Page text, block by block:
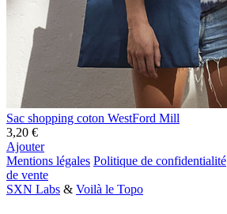
Sac shopping coton WestFord Mill
3,20 €
Ajouter
Mentions légales Politique de confidentialité
de vente
SXN Labs & Voilà le Topo